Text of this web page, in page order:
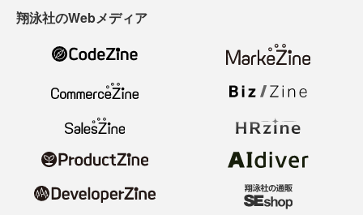
翔泳社のWebメディア